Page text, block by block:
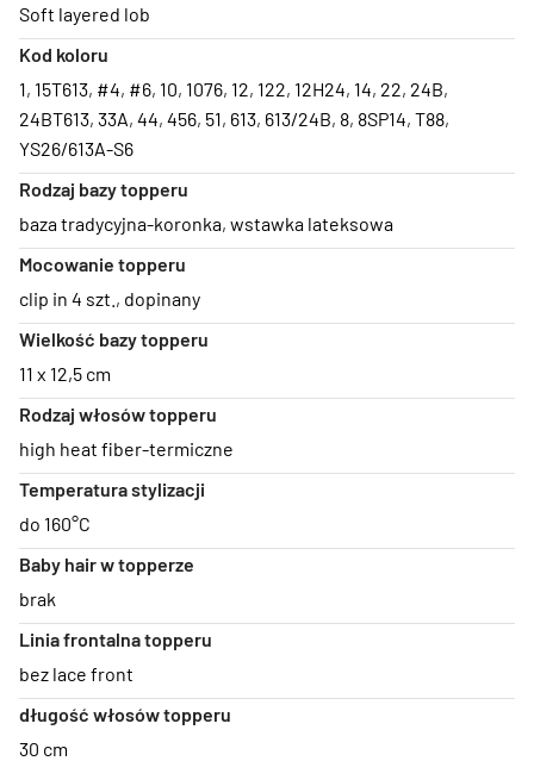
Soft layered lob
Kod koloru
1, 15T613, #4, #6, 10, 1076, 12, 122, 12H24, 14, 22, 24B,
24BT613, 33A, 44, 456, 51, 613, 613/24B, 8, 8SP14, T88,
YS26/613A-S6
Rodzaj bazy topperu
baza tradycyjna-koronka, wstawka lateksowa
Mocowanie topperu
clip in 4 szt. , dopinany
Wielkość bazy topperu
11 x 12,5 cm
Rodzaj włosów topperu
high heat fiber-termiczne
Temperatura stylizacji
do 160°C
Baby hair w topperze
brak
Linia frontalna topperu
bez lace front
długość włosów topperu
30 cm